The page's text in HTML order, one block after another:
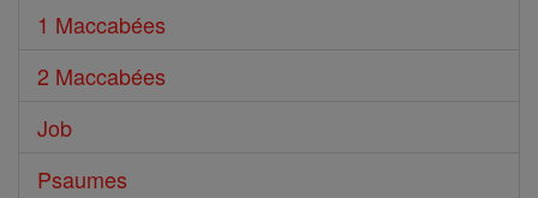
1 Maccabées
2 Maccabées
Job
Psaumes